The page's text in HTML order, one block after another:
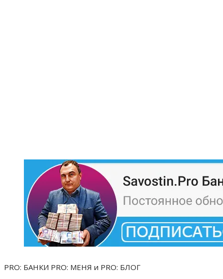
PRO: БАНКИ PRO: МЕНЯ и PRO: БЛОГ